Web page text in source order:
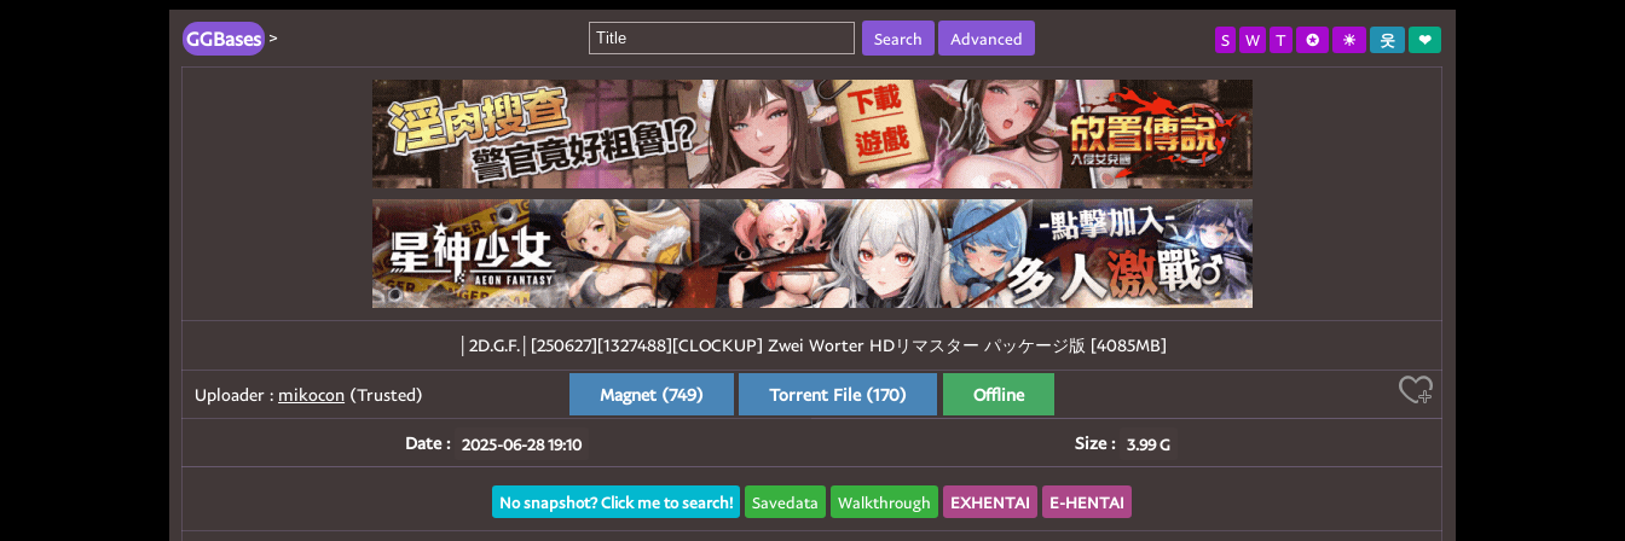
Search Advanced
GGBases> S W T ✪ ☀ 웃 ❤
│2D.G.F.│[250627][1327488][CLOCKUP] Zwei Worter HDリマスター パッケージ版 [4085MB]
Magnet (749) Torrent File (170) Offline
Uploader : mikocon (Trusted)
Date : 2025-06-28 19:10 Size : 3.99 G
No snapshot? Click me to search! Savedata Walkthrough EXHENTAI E-HENTAI